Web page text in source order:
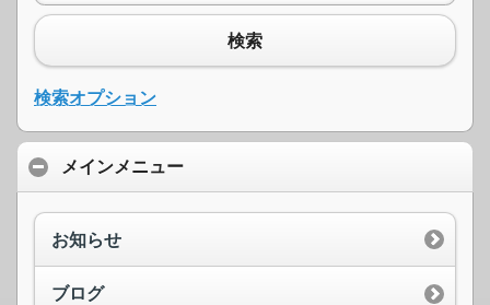
検索
検索オプション
メインメニュー
お知らせ
ブログ